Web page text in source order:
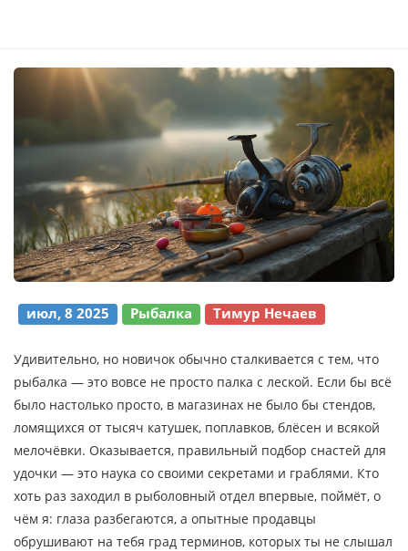
июл, 8 2025 Рыбалка Тимур Нечаев
Удивительно, но новичок обычно сталкивается с тем, что
рыбалка — это вовсе не просто палка с леской. Если бы всё
было настолько просто, в магазинах не было бы стендов,
ломящихся от тысяч катушек, поплавков, блёсен и всякой
мелочёвки. Оказывается, правильный подбор снастей для
удочки — это наука со своими секретами и граблями. Кто
хоть раз заходил в рыболовный отдел впервые, поймёт, о
чём я: глаза разбегаются, а опытные продавцы
обрушивают на тебя град терминов, которых ты не слышал